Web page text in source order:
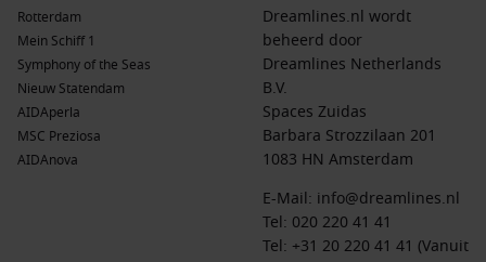
Rotterdam
Mein Schiff 1
Symphony of the Seas
Nieuw Statendam
AIDAperla
MSC Preziosa
AIDAnova
Dreamlines.nl wordt
beheerd door
Dreamlines Netherlands
B.V.
Spaces Zuidas
Barbara Strozzilaan 201
1083 HN Amsterdam
E-Mail: info@dreamlines.nl
Tel: 020 220 41 41
Tel: +31 20 220 41 41 (Vanuit